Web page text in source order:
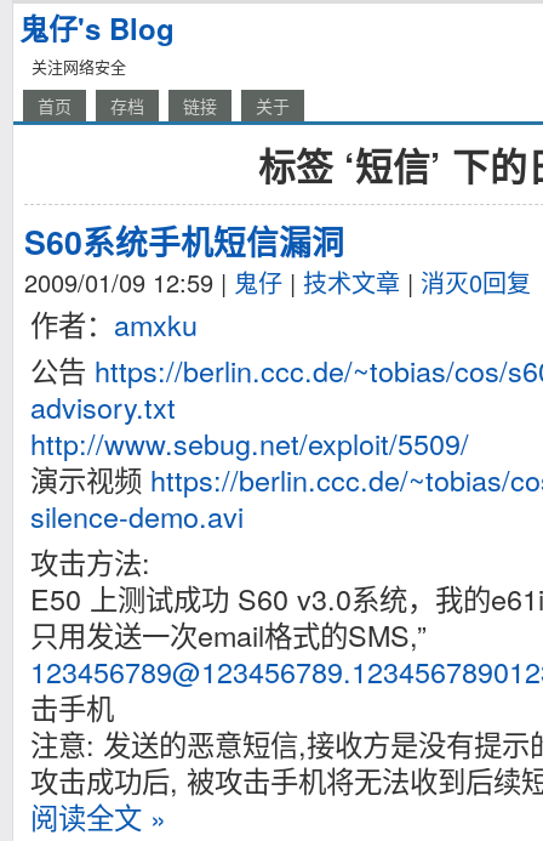
鬼仔's Blog
关注网络安全
首页 存档 链接 关于
标签 ‘短信’ 下的
S60系统手机短信漏洞
2009/01/09 12:59 | 鬼仔 | 技术文章 | 消灭0回复
作者： amxku
公告 https://berlin.ccc.de/~tobias/cos/
advisory.txt
http://www.sebug.net/exploit/5509/
演示视频 https://berlin.ccc.de/~tobias/
silence-demo.avi
攻击方法:
E50 上测试成功 S60 v3.0系统，我的
只用发送一次email格式的SMS,”
击手机
注意: 发送的恶意短信,接收方是没有提示
攻击成功后, 被攻击手机将无法收到后续
阅读全文 »